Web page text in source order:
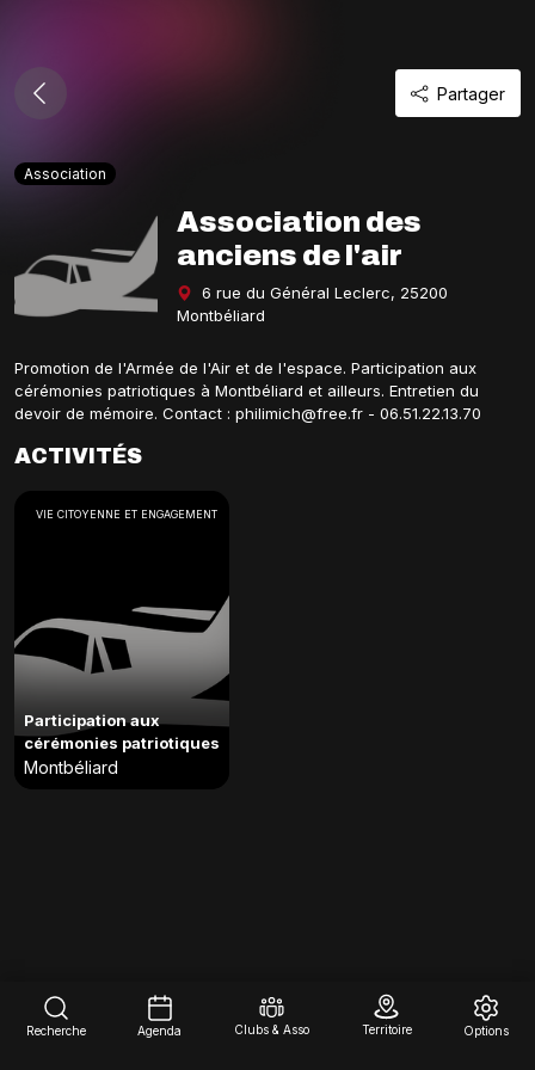
Partager
Association
Association des
anciens de l'air
6 rue du Général Leclerc, 25200
Montbéliard
Promotion de l'Armée de l'Air et de l'espace. Participation aux
cérémonies patriotiques à Montbéliard et ailleurs. Entretien du
devoir de mémoire. Contact : philimich@free.fr - 06.51.22.13.70
ACTIVITÉS
VIE CITOYENNE ET ENGAGEMENT
Participation aux
cérémonies patriotiques
Montbéliard
Recherche Agenda Clubs & Asso Territoire Options